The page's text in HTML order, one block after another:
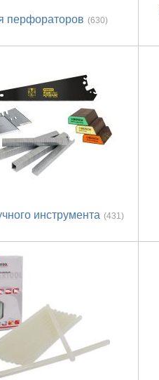
перфораторов (630)
инструмента (431)